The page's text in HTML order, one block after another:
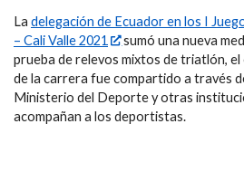
La delegación de Ecuador en los I
– Cali Valle 2021
sumó una nueva
prueba de relevos mixtos de triatlón,
de la carrera fue compartido a través
Ministerio del Deporte y otras
acompañan a los deportistas.